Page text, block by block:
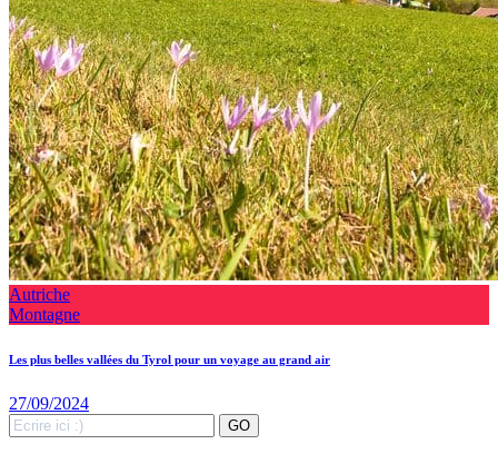
Autriche
Montagne
Les plus belles vallées du Tyrol pour un voyage au grand air
27/09/2024
Search
for:
GO